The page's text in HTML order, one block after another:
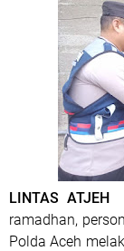
LINTAS
ramadhan,
Polda Aceh